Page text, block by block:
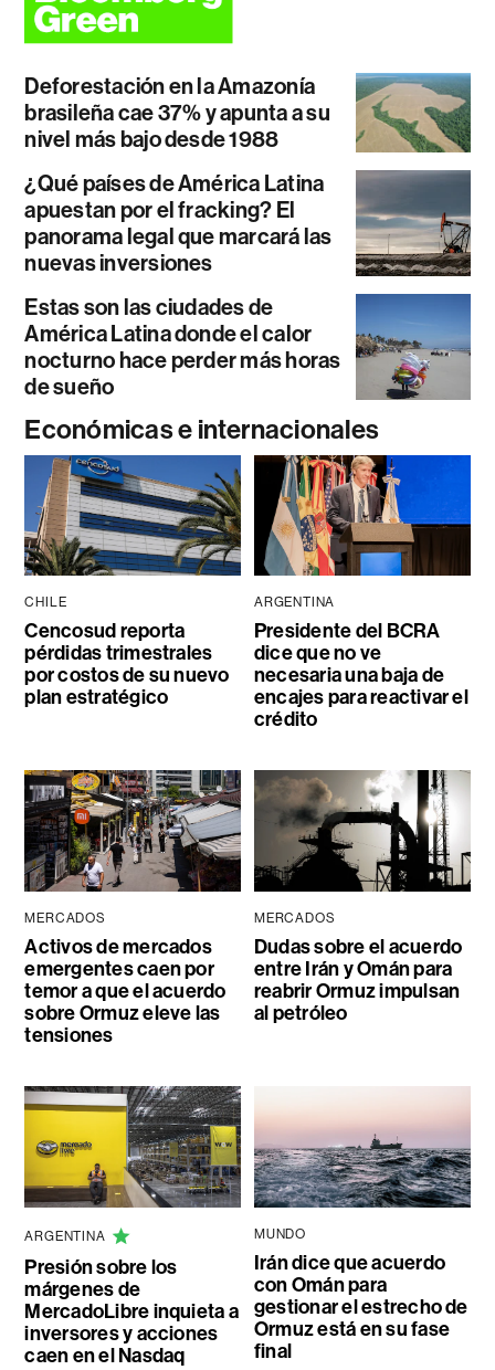
Deforestación en la Amazonía
brasileña cae 37% y apunta a su
nivel más bajo desde 1988
¿Qué países de América Latina
apuestan por el fracking? El
panorama legal que marcará las
nuevas inversiones
Estas son las ciudades de
América Latina donde el calor
nocturno hace perder más horas
de sueño
Económicas e internacionales
CHILE
Cencosud reporta
pérdidas trimestrales
por costos de su nuevo
plan estratégico
ARGENTINA
Presidente del BCRA
dice que no ve
necesaria una baja de
encajes para reactivar el
crédito
MERCADOS
Activos de mercados
emergentes caen por
temor a que el acuerdo
sobre Ormuz eleve las
tensiones
MERCADOS
Dudas sobre el acuerdo
entre Irán y Omán para
reabrir Ormuz impulsan
al petróleo
ARGENTINA
Presión sobre los
márgenes de
MercadoLibre inquieta a
inversores y acciones
caen en el Nasdaq
MUNDO
Irán dice que acuerdo
con Omán para
gestionar el estrecho de
Ormuz está en su fase
final